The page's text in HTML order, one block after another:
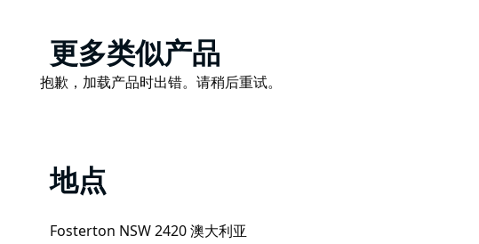
尝试在福斯特顿环路周围进行一些碎石骑行，探索附近的邓戈格公
道，或者在巴林顿山进行风景如画的徒步旅行。漫步在层叠的瀑布
风景。
这是通过 Hipcamp 提供的托管住宿，以下是主人提供的有关其服务
Product
List
更多类似产品
Product
抱歉，加载产品时出错。请稍后重试。
地点
Fosterton NSW 2420 澳大利亚